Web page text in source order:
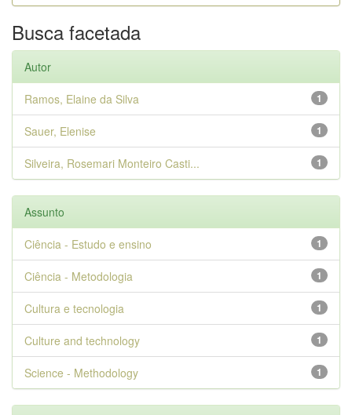
Busca facetada
Autor
1
Ramos, Elaine da Silva
1
Sauer, Elenise
1
Silveira, Rosemari Monteiro Casti...
Assunto
1
Ciência - Estudo e ensino
1
Ciência - Metodologia
1
Cultura e tecnologia
1
Culture and technology
1
Science - Methodology